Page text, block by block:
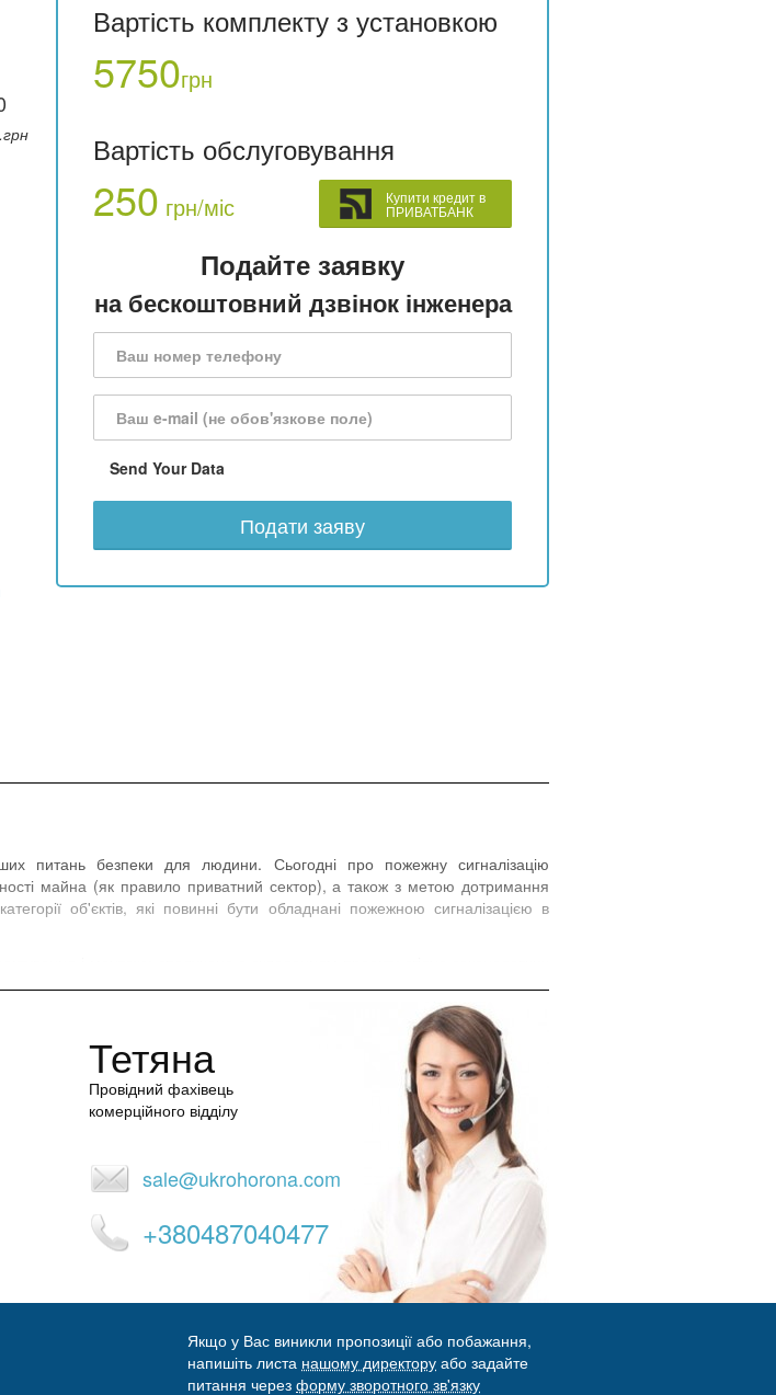
Вартість комплекту з установкою
5750грн
Вартість обслуговування
250 грн/міс Купити кредит в
ПРИВАТБАНК
Подайте заявку
на бескоштовний дзвінок інженера
Send Your Data
Подати заяву
питань безпеки для людини. Сьогодні про пожежну сигналізацію
майна (як правило приватний сектор), а також з метою дотримання
об'єктів, які повинні бути обладнані пожежною сигналізацією в
і монтажу сполучена з складанням проекту згідно законодавчих
в експлуатацію встановленої системи, а також її виведенням на
та узгодження всієї необхідної документації, а також виведення
Тетяна
Провідний фахівець
комерційного відділу
sale@ukrohorona.com
+380487040477
Якщо у Вас виникли пропозиції або побажання,
напишіть листа нашому директору або задайте
питання через форму зворотного зв'язку